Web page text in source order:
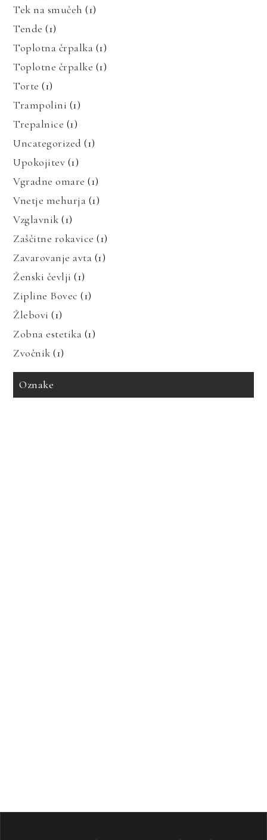
Tek na smučeh (1)
Tende (1)
Toplotna črpalka (1)
Toplotne črpalke (1)
Torte (1)
Trampolini (1)
Trepalnice (1)
Uncategorized (1)
Upokojitev (1)
Vgradne omare (1)
Vnetje mehurja (1)
Vzglavnik (1)
Zaščitne rokavice (1)
Zavarovanje avta (1)
Ženski čevlji (1)
Zipline Bovec (1)
Žlebovi (1)
Zobna estetika (1)
Zvočnik (1)
Oznake